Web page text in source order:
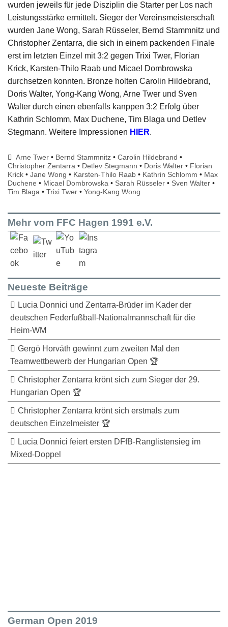
wurden jeweils für jede Disziplin die Starter per Los nach
Leistungsstärke ermittelt. Sieger der Vereinsmeisterschaft
wurden Jane Wong, Sarah Rüsseler, Bernd Stammnitz und
Christopher Zentarra, die sich in einem packenden Finale
erst im letzten Einzel mit 3:2 gegen Trixi Twer, Florian
Krick, Karsten-Thilo Raab und Micael Dombrowska
durchsetzen konnten. Bronze holten Carolin Hildebrand,
Doris Walter, Yong-Kang Wong, Arne Twer und Sven
Walter durch einen ebenfalls kanppen 3:2 Erfolg über
Kathrin Schlomm, Max Duchene, Tim Blaga und Detlev
Stegmann. Weitere Impressionen HIER.
Arne Twer • Bernd Stammnitz •Carolin Hildebrand •
Christopher Zentarra • Detlev Stegmann • Doris Walter • Florian
Krick • Jane Wong • Karsten-Thilo Raab • Kathrin Schlomm • Max
Duchene • Micael Dombrowska • Sarah Rüsseler • Sven Walter •
Tim Blaga • Trixi Twer • Yong-Kang Wong
Mehr vom FFC Hagen 1991 e.V.
Neueste Beiträge
Lucia Donnici und Zentarra-Brüder im Kader der
deutschen Federfußball-Nationalmannschaft für die
Heim-WM
Gergö Horváth gewinnt zum zweiten Mal den
Teamwettbewerb der Hungarian Open 🏆
Christopher Zentarra krönt sich zum Sieger der 29.
Hungarian Open 🏆
Christopher Zentarra krönt sich erstmals zum
deutschen Einzelmeister 🏆
Lucia Donnici feiert ersten DFfB-Ranglistensieg im
Mixed-Doppel
German Open 2019